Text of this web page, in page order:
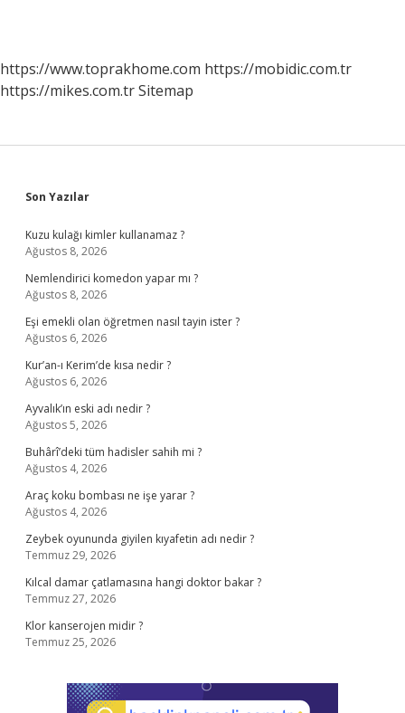
https://www.toprakhome.com https://mobidic.com.tr
https://mikes.com.trSitemap
Sidebar
Son Yazılar
Kuzu kulağı kimler kullanamaz ?
Ağustos 8, 2026
Nemlendirici komedon yapar mı ?
Ağustos 8, 2026
Eşi emekli olan öğretmen nasıl tayin ister ?
Ağustos 6, 2026
Kur’an-ı Kerim’de kısa nedir ?
Ağustos 6, 2026
Ayvalık’ın eski adı nedir ?
Ağustos 5, 2026
Buhârî’deki tüm hadisler sahih mi ?
Ağustos 4, 2026
Araç koku bombası ne işe yarar ?
Ağustos 4, 2026
Zeybek oyununda giyilen kıyafetin adı nedir ?
Temmuz 29, 2026
Kılcal damar çatlamasına hangi doktor bakar ?
Temmuz 27, 2026
Klor kanserojen midir ?
Temmuz 25, 2026